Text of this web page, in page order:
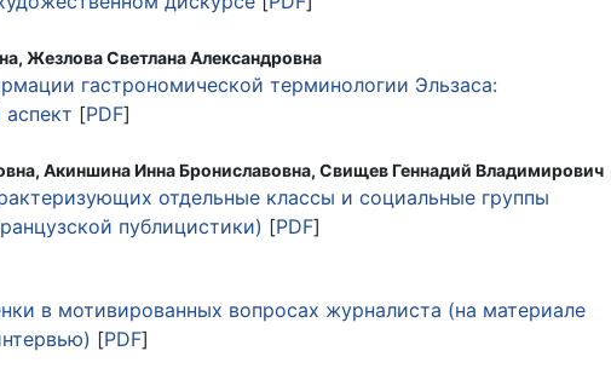
Жезлова Светлана Александровна
гастрономической терминологии Эльзаса:
аспект [PDF]
Акиншина Инна Брониславовна, Свищев Геннадий Владимирович
отдельные классы и социальные группы
публицистики) [PDF]
в мотивированных вопросах журналиста (на материале
[PDF]